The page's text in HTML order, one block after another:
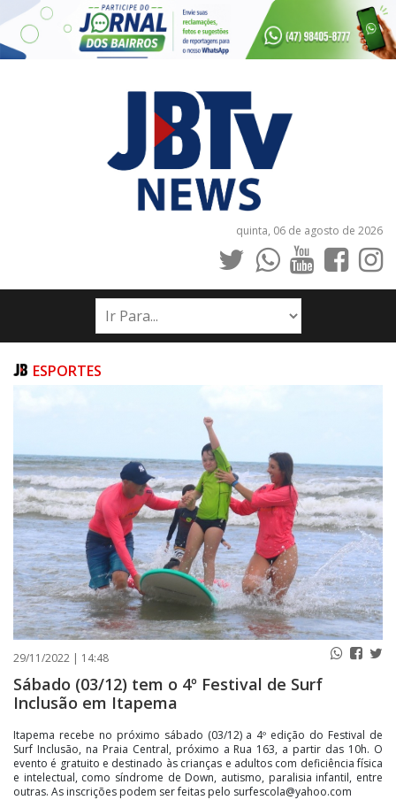
quinta, 06 de agosto de 2026
INÍCIO
NOTÍCIAS
PUBLICAÇÕES LEGAIS
ESPORTES
29/11/2022 | 14:48
Sábado (03/12) tem o 4º Festival de Surf
Inclusão em Itapema
Itapema recebe no próximo sábado (03/12) a 4º edição do Festival de
Surf Inclusão, na Praia Central, próximo a Rua 163, a partir das 10h. O
evento é gratuito e destinado às crianças e adultos com deficiência física
e intelectual, como síndrome de Down, autismo, paralisia infantil, entre
outras. As inscrições podem ser feitas pelo surfescola@yahoo.com